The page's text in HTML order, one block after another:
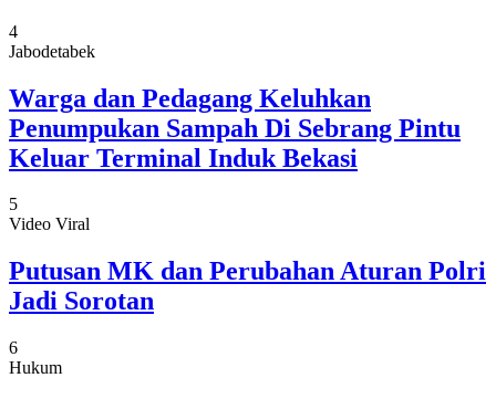
4
Jabodetabek
Warga dan Pedagang Keluhkan
Penumpukan Sampah Di Sebrang Pintu
Keluar Terminal Induk Bekasi
5
Video Viral
Putusan MK dan Perubahan Aturan Polri
Jadi Sorotan
6
Hukum